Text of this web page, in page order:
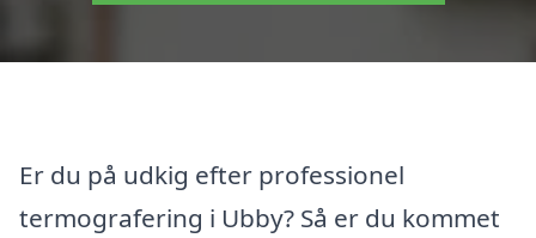
Er du på udkig efter professionel
termografering i Ubby? Så er du kommet